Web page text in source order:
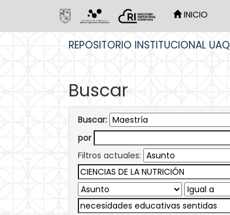
INICIO
REPOSITORIO INSTITUCIONAL UAQ
Buscar
Buscar:
por
Filtros actuales: